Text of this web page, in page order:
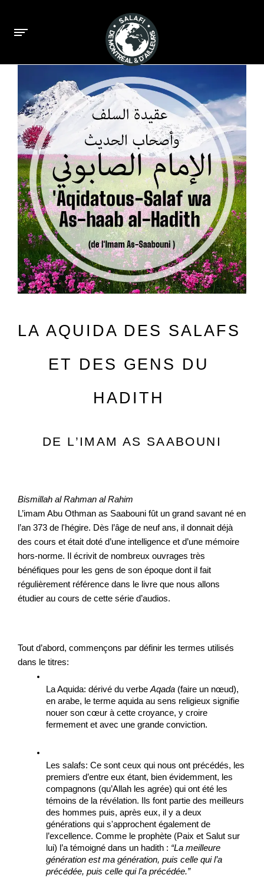
LA AQUIDA DES SALAFS
ET DES GENS DU
HADITH
DE L’IMAM AS SAABOUNI
Bismillah al Rahman al Rahim
L’imam Abu Othman as Saabouni fût un grand savant né en
l’an 373 de l'hégire. Dès l’âge de neuf ans, il donnait déjà
des cours et était doté d’une intelligence et d’une mémoire
hors-norme. Il écrivit de nombreux ouvrages très
bénéfiques pour les gens de son époque dont il fait
régulièrement référence dans le livre que nous allons
étudier au cours de cette série d’audios.
Tout d’abord, commençons par définir les termes utilisés
dans le titres:
La Aquida: dérivé du verbe Aqada (faire un nœud),
en arabe, le terme aquida au sens religieux signifie
nouer son cœur à cette croyance, y croire
fermement et avec une grande conviction.
Les salafs: Ce sont ceux qui nous ont précédés, les
premiers d’entre eux étant, bien évidemment, les
compagnons (qu’Allah les agrée) qui ont été les
témoins de la révélation. Ils font partie des meilleurs
des hommes puis, après eux, il y a deux
générations qui s'approchent également de
l’excellence. Comme le prophète (Paix et Salut sur
lui) l’a témoigné dans un hadith : “La meilleure
génération est ma génération, puis celle qui l’a
précédée, puis celle qui l’a précédée.”